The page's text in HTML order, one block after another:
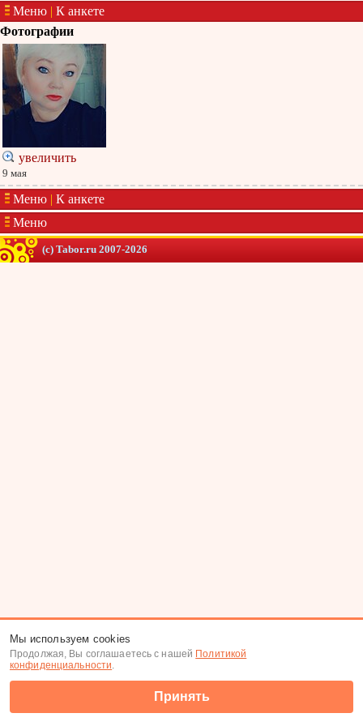
Меню | К анкете
Фотографии
увеличить
9 мая
Меню | К анкете
Меню
(c) Tabor.ru 2007-2026
Мы используем cookies
Продолжая, Вы соглашаетесь с нашей Политикой
конфиденциальности.
Принять